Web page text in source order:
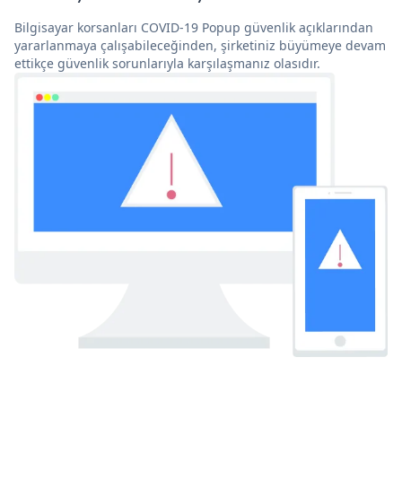
Bilgisayar korsanları COVID-19 Popup güvenlik açıklarından
yararlanmaya çalışabileceğinden, şirketiniz büyümeye devam
ettikçe güvenlik sorunlarıyla karşılaşmanız olasıdır.